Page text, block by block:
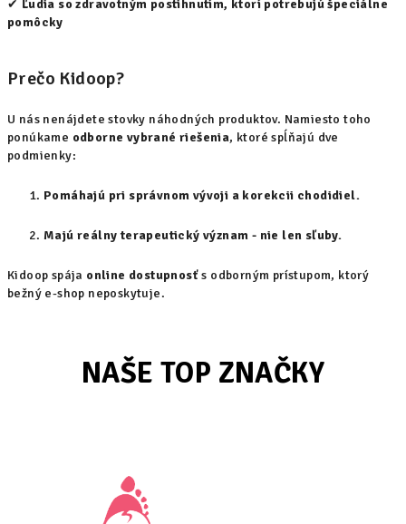
✔ Ľudia so zdravotným postihnutím, ktorí potrebujú špeciálne
pomôcky
Prečo Kidoop?
U nás nenájdete stovky náhodných produktov. Namiesto toho
ponúkame odborne vybrané riešenia, ktoré spĺňajú dve
podmienky:
Pomáhajú pri správnom vývoji a korekcii chodidiel.
Majú reálny terapeutický význam - nie len sľuby.
Kidoop spája online dostupnosťs odborným prístupom, ktorý
bežný e-shop neposkytuje.
NAŠE TOP ZNAČKY